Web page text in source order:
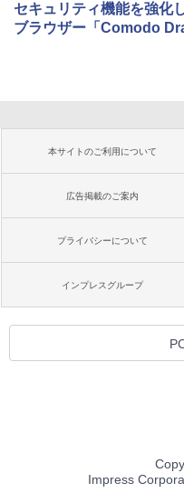
セキュリティ機能を強化
ブラウザー「Comodo
本サイトのご利用について
広告掲載のご案内
プライバシーについて
インプレスグループ
Impress